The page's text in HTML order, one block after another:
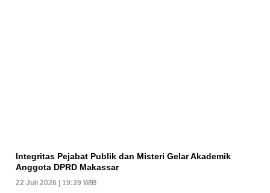
Integritas Pejabat Publik dan Misteri Gelar Akademik
Anggota DPRD Makassar
22 Juli 2026 | 19:39 WIB